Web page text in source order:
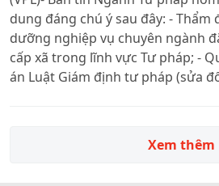
dung đáng chú ý sau đây: -
dưỡng nghiệp vụ chuyên ngành
cấp xã trong lĩnh vực Tư pháp; -
án Luật Giám định tư pháp (sửa
Tiên phong trong chuyển đổi số
rõ quyền hạn của Văn phòng thi
Xem thêm